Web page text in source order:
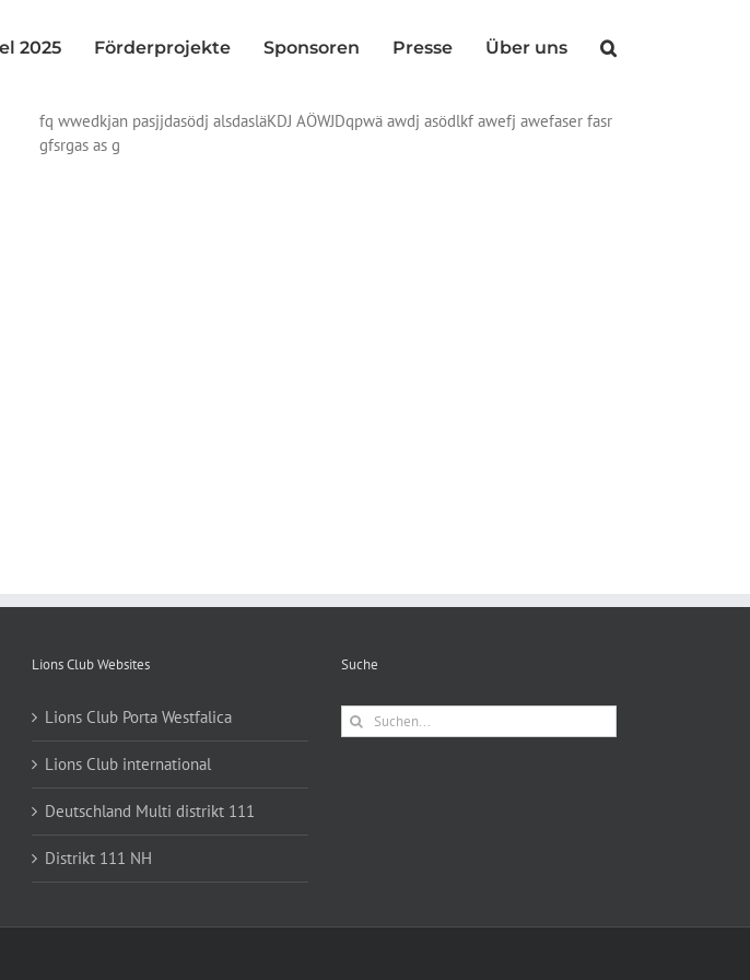
2025 Förderprojekte Sponsoren Presse Über uns
fq wwedkjan pasjjdasödj alsdasläKDJ AÖWJDqpwä awdj asödlkf awefj awefaser fasr
gfsrgas as g
Lions Club Websites
Lions Club Porta Westfalica
Lions Club international
Deutschland Multi distrikt 111
Distrikt 111 NH
Suche
Suche
nach: